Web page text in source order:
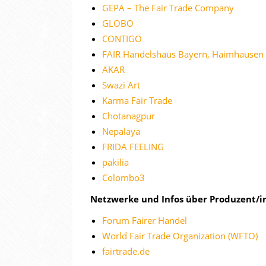
GEPA – The Fair Trade Company
GLOBO
CONTIGO
FAIR Handelshaus Bayern, Haimhausen
AKAR
Swazi Art
Karma Fair Trade
Chotanagpur
Nepalaya
FRIDA FEELING
pakilia
Colombo3
Netzwerke und Infos über Produzent/
Forum Fairer Handel
World Fair Trade Organization (WFTO)
fairtrade.de